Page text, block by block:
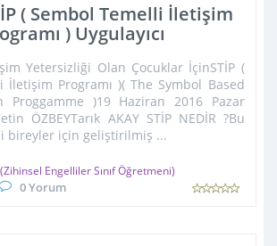
( Sembol Temelli İletişim
) Uygulayıcı
19 Haziran 2016
Yetersizliği Olan Çocuklar İçinSTİP (
İletişim Programı )( The Symbol Based
Proggamme )19 Haziran 2016 Pazar
ÖZBEYTarık AKAY STİP NEDİR ?Bu
bireyler için geliştirilmiş ...
(Zihinsel Engelliler Sınıf Öğretmeni)
0 Yorum